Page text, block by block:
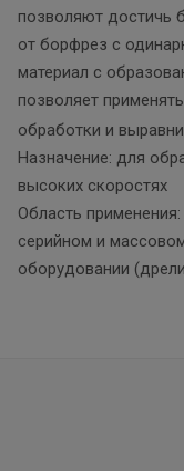
позволяют достичь
от борфрез с
материал с
позволяет
обработки и
Назначение: для
высоких скоростях
Область
серийном и
оборудовании